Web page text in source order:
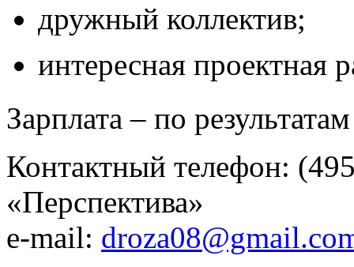
дружный коллектив;
интересная проектная
Зарплата – по
Контактный телефон:
«Перспектива»
e-mail: